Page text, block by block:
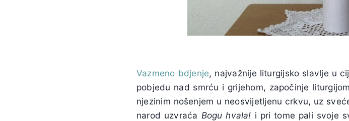
Vazmeno bdjenje, najvažnije liturgijsko slavlje u
pobjedu nad smrću i grijehom, započinje
njezinim nošenjem u neosvijetljenu crkvu, uz
narod uzvraća Bogu hvala! i pri tome pali svoje